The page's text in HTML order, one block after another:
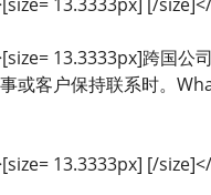
13.3333px]跨国公
或客户保持联系时。
13.3333px] [/